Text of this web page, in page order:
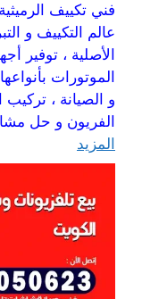
فني تكييف
عالم التكييف و
الأصلية ، توفير
الموتورات
و الصيانة ، تركيب
الفريون و حل
المزيد